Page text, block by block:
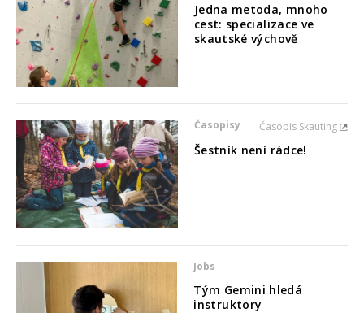
Jedna metoda, mnoho
cest: specializace ve
skautské výchově
Časopisy Časopis Skauting
Šestník není rádce!
Jobs
Tým Gemini hledá
instruktory